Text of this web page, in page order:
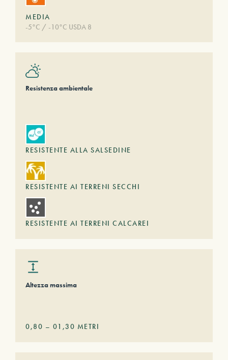
MEDIA
-5°C / -10°C USDA 8
Resistenza ambientale
RESISTENTE ALLA SALSEDINE
RESISTENTE AI TERRENI SECCHI
RESISTENTE AI TERRENI CALCAREI
Altezza massima
0,80 – 01,30 METRI